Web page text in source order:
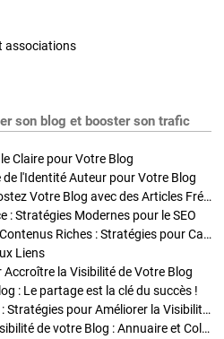
associations
son blog et booster son trafic
Claire pour Votre Blog
l'Identité Auteur pour Votre Blog
Stratégies de Publication : Boostez Votre Blog avec des Articles Fréquents et Exclusifs
: Stratégies Modernes pour le SEO
Enrichir Vos Articles avec des Contenus Riches : Stratégies pour Captiver et Optimiser
Liens
la Visibilité de Votre Blog
: Le partage est la clé du succès !
Optimisation SEO des Articles : Stratégies pour Améliorer la Visibilité de Votre Blog
Stratégies pour améliorer la visibilité de votre Blog : Annuaire et Collaborations